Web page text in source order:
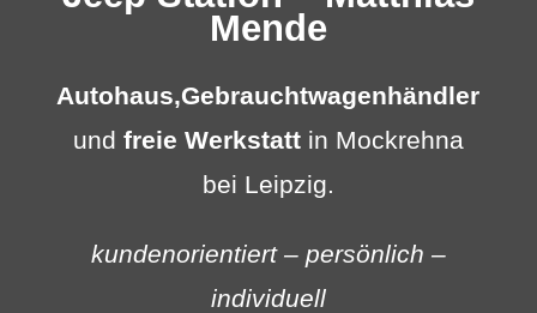
Mende
Autohaus,Gebrauchtwagenhändler
und freie Werkstattin Mockrehna
bei Leipzig.
kundenorientiert – persönlich –
individuell